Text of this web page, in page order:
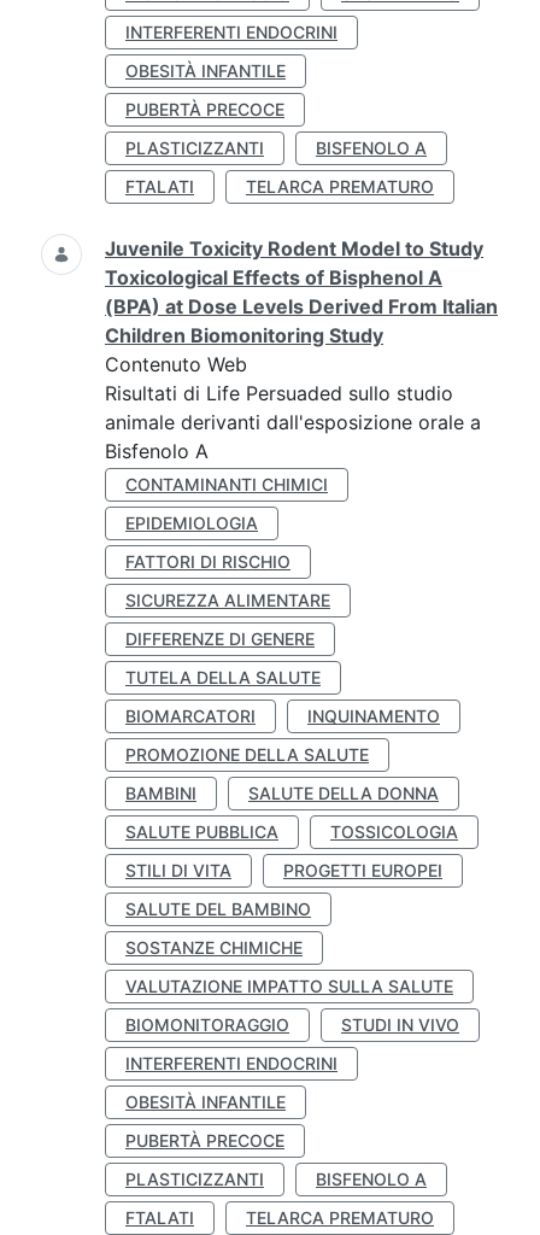
INTERFERENTI ENDOCRINI
OBESITÀ INFANTILE
PUBERTÀ PRECOCE
PLASTICIZZANTI
BISFENOLO A
FTALATI
TELARCA PREMATURO
Juvenile Toxicity Rodent Model to Study
Toxicological Effects of Bisphenol A
(BPA) at Dose Levels Derived From Italian
Children Biomonitoring Study
Contenuto Web
Risultati di Life Persuaded sullo studio
animale derivanti dall'esposizione orale a
Bisfenolo A
CONTAMINANTI CHIMICI
EPIDEMIOLOGIA
FATTORI DI RISCHIO
SICUREZZA ALIMENTARE
DIFFERENZE DI GENERE
TUTELA DELLA SALUTE
BIOMARCATORI
INQUINAMENTO
PROMOZIONE DELLA SALUTE
BAMBINI
SALUTE DELLA DONNA
SALUTE PUBBLICA
TOSSICOLOGIA
STILI DI VITA
PROGETTI EUROPEI
SALUTE DEL BAMBINO
SOSTANZE CHIMICHE
VALUTAZIONE IMPATTO SULLA SALUTE
BIOMONITORAGGIO
STUDI IN VIVO
INTERFERENTI ENDOCRINI
OBESITÀ INFANTILE
PUBERTÀ PRECOCE
PLASTICIZZANTI
BISFENOLO A
FTALATI
TELARCA PREMATURO